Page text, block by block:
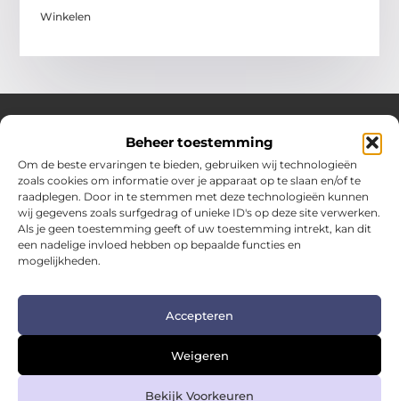
Beheer toestemming
Om de beste ervaringen te bieden, gebruiken wij technologieën
zoals cookies om informatie over je apparaat op te slaan en/of te
raadplegen. Door in te stemmen met deze technologieën kunnen
wij gegevens zoals surfgedrag of unieke ID's op deze site verwerken.
Als je geen toestemming geeft of uw toestemming intrekt, kan dit
een nadelige invloed hebben op bepaalde functies en
mogelijkheden.
Accepteren
Weigeren
Bekijk Voorkeuren
Winkelen
Over Hotspotmagazine
Jouw bron voor inspiratie en handige tips voor het
dagelijks leven.
Verken een uitgebreide selectie blogs en artikelen
boordevol praktische adviezen en verrassende inzichten
om het beste uit elke dag te halen.